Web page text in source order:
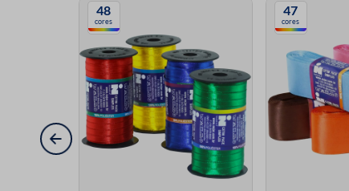
48
cores
47
cores